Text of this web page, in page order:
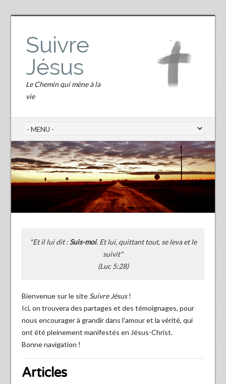
Suivre
Jésus
Le Chemin qui mène à la
vie
"Et il lui dit :Suis-moi. Et lui, quittant tout, se leva et le
suivit"
(Luc 5:28)
Bienvenue sur le site Suivre Jésus!
Ici, on trouvera des partages et des témoignages, pour
nous encourager à grandir dans l'amour et la vérité, qui
ont été pleinement manifestés en Jésus-Christ.
Bonne navigation !
Articles